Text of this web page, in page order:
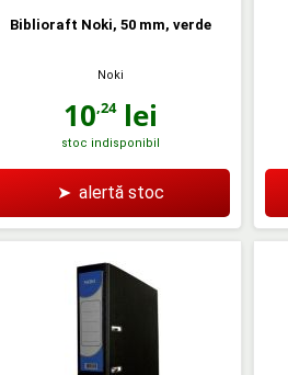
Biblioraft Noki, 50 mm, verde
Noki
10,24lei
stoc indisponibil
➤ alertă stoc